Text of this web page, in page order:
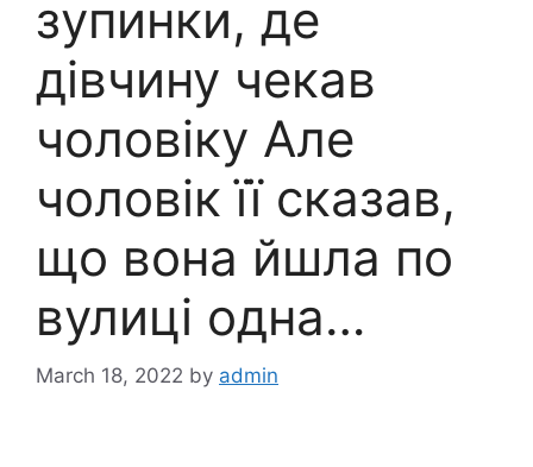
зупинки, де
дівчину чекав
чоловіку Але
чоловік її сказав,
що вона йшла по
вулиці одна…
March 18, 2022 by admin